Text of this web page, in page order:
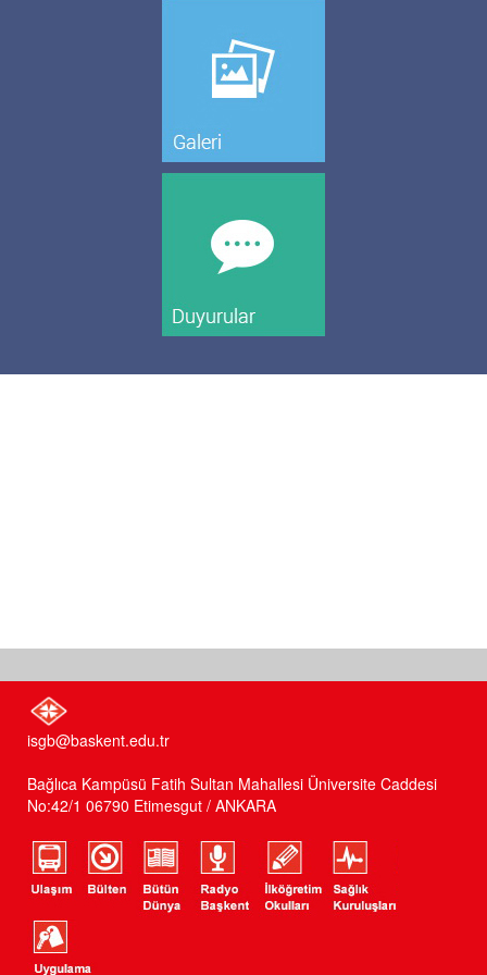
isgb@baskent.edu.tr
Bağlıca Kampüsü Fatih Sultan Mahallesi Üniversite Caddesi
No:42/1 06790 Etimesgut / ANKARA